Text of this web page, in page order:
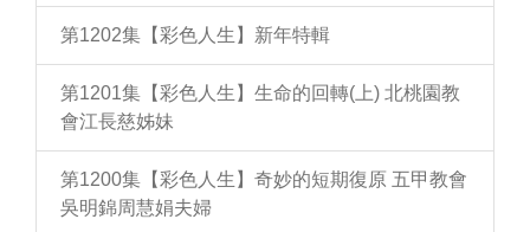
第1202集【彩色人生】新年特輯
第1201集【彩色人生】生命的回轉(上) 北桃園教
會江長慈姊妹
第1200集【彩色人生】奇妙的短期復原 五甲教會
吳明錦周慧娟夫婦